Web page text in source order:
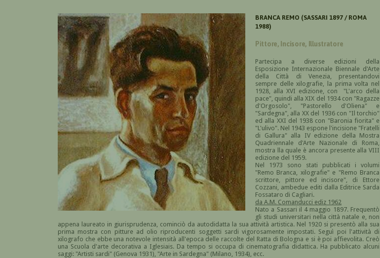
BRANCA REMO (SASSARI 1897 / ROMA
1988)
Pittore, Incisore, Illustratore
Partecipa a diverse edizioni della
Esposizione Internazionale Biennale d'Arte
della Città di Venezia, presentandovi
sempre delle xilografie, la prima volta nel
1928, alla XVI edizione, con "L'arco della
pace", quindi alla XIX del 1934 con "Ragazze
d'Orgosolo", "Pastorello d'Oliena" e
"Sardegna", alla XX del 1936 con "Il torchio"
ed alla XXI del 1938 con "Baronia fiorita" e
"L'ulivo". Nel 1943 espone l'incisione "Fratelli
di Gallura" alla IV edizione della Mostra
Quadriennale d'Arte Nazionale di Roma,
mostra lla quale è ancora presente alla VIII
edizione del 1959.
Nel 1973 sono stati pubblicati i volumi
"Remo Branca, xilografie" e "Remo Branca
scrittore, pittore ed incisore", di Ettore
Cozzani, ambedue editi dalla Editrice Sarda
Fossataro di Cagliari.
da A.M. Comanducci ediz 1962
Nato a Sassari il 4 maggio 1897. Frequentò
gli studi universitari nella città natale e, non
appena laureato in giurisprudenza, cominciò da autodidatta la sua attività artistica. Nel 1920 si presentò alla sua
prima mostra con pitture ad olio riproducenti soggetti sardi vigorosamente impostati. Seguì poi l'attività di
xilografo che ebbe una notevole intensità all'epoca delle raccolte del Ratta di Bologna e si è poi affievolita. Creò
una Scuola d'arte decorativa a Iglesiais. Da tempo si occupa di cinematografia didattica. Ha pubblicato alcuni
saggi: "Artisti sardi" (Genova 1931), "Arte in Sardegna" (Milano, 1934), ecc.